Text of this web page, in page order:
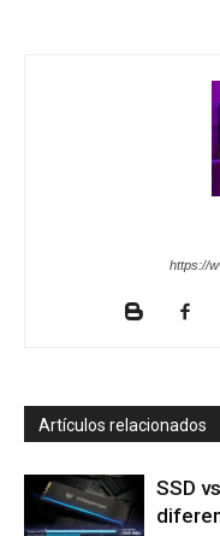
https://
Artículos relacionados
SSD